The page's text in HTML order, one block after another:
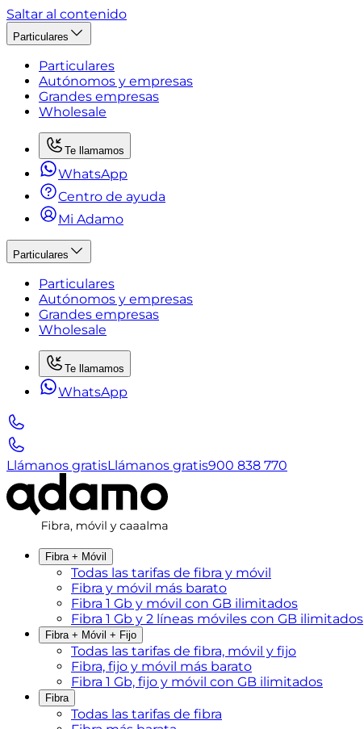
Saltar al contenido
Particulares
Particulares
Autónomos y empresas
Grandes empresas
Wholesale
Te llamamos
WhatsApp
Centro de ayuda
Mi Adamo
Particulares
Particulares
Autónomos y empresas
Grandes empresas
Wholesale
Te llamamos
WhatsApp
Llámanos gratisLlámanos gratis900 838 770
Fibra + Móvil
Todas las tarifas de fibra y móvil
Fibra y móvil más barato
Fibra 1 Gb y móvil con GB ilimitados
Fibra 1 Gb y 2 líneas móviles con GB ilimitados
Fibra + Móvil + Fijo
Todas las tarifas de fibra, móvil y fijo
Fibra, fijo y móvil más barato
Fibra 1 Gb, fijo y móvil con GB ilimitados
Fibra
Todas las tarifas de fibra